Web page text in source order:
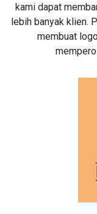
kami dapat
lebih banyak klien.
membuat